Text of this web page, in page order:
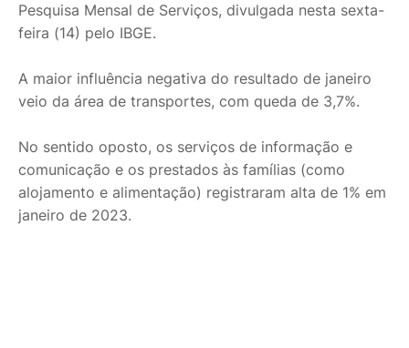
Pesquisa Mensal de Serviços, divulgada nesta sexta-
feira (14) pelo IBGE.
A maior influência negativa do resultado de janeiro
veio da área de transportes, com queda de 3,7%.
No sentido oposto, os serviços de informação e
comunicação e os prestados às famílias (como
alojamento e alimentação) registraram alta de 1% em
janeiro de 2023.